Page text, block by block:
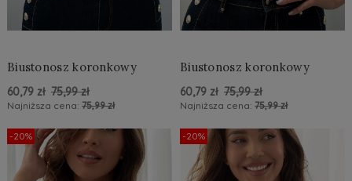
Biustonosz koronkowy
60,79 zł 75,99 zł
Najniższa cena: 75,99 zł
Do Koszyka »
Biustonosz koronkowy
60,79 zł 75,99 zł
Najniższa cena: 75,99 zł
Do Koszyka »
-20% -20%